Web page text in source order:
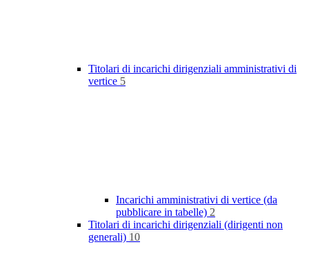
Titolari di incarichi dirigenziali amministrativi di
vertice 5
Incarichi amministrativi di vertice (da
pubblicare in tabelle) 2
Titolari di incarichi dirigenziali (dirigenti non
generali) 10